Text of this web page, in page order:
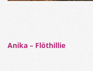
Anika – Flöthillie